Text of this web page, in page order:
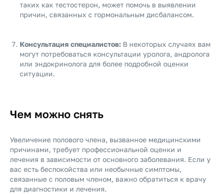
таких как тестостерон, может помочь в выявлении
причин, связанных с гормональным дисбалансом.
Консультация специалистов: В некоторых случаях вам
могут потребоваться консультации уролога, андролога
или эндокринолога для более подробной оценки
ситуации.
Чем можно снять
Увеличение полового члена, вызванное медицинскими
причинами, требует профессиональной оценки и
лечения в зависимости от основного заболевания. Если у
вас есть беспокойства или необычные симптомы,
связанные с половым членом, важно обратиться к врачу
для диагностики и лечения.